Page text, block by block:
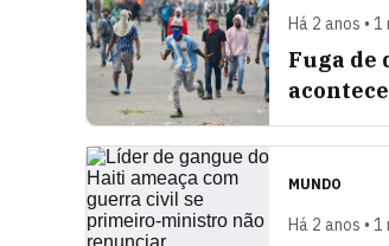
Há 2 anos •
Fuga de
MUNDO
Há 2 anos •